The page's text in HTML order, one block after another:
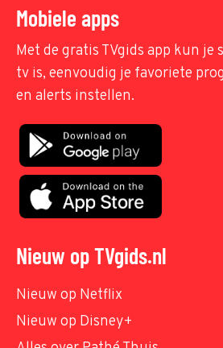
Mobiele apps
Met de gratis TVgids app kun je
tv is, eenvoudig je favoriete
en alerts instellen.
Nieuw op TVgids.nl
Nieuw op Netflix
Nieuw op Disney+